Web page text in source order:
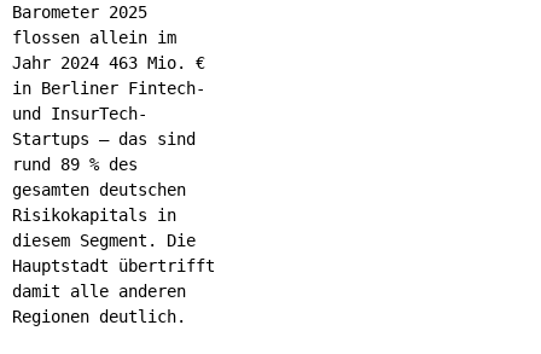
Barometer 2025
flossen allein im
Jahr 2024 463 Mio. €
in Berliner Fintech-
und InsurTech-
Startups – das sind
rund 89 % des
gesamten deutschen
Risikokapitals in
diesem Segment. Die
Hauptstadt übertrifft
damit alle anderen
Regionen deutlich.